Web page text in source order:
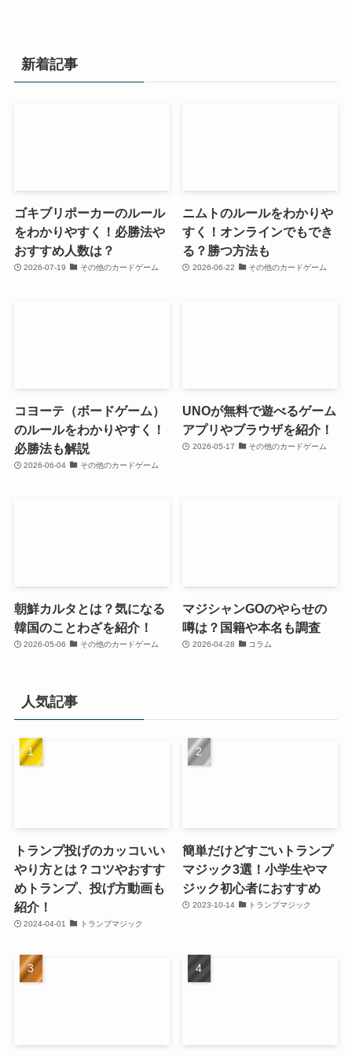
新着記事
ゴキブリポーカーのルール
をわかりやすく！必勝法や
おすすめ人数は？
2026-07-19 その他のカードゲーム
ニムトのルールをわかりや
すく！オンラインでもでき
る？勝つ方法も
2026-06-22 その他のカードゲーム
コヨーテ（ボードゲーム）
のルールをわかりやすく！
必勝法も解説
2026-06-04 その他のカードゲーム
UNOが無料で遊べるゲーム
アプリやブラウザを紹介！
2026-05-17 その他のカードゲーム
朝鮮カルタとは？気になる
韓国のことわざを紹介！
2026-05-06 その他のカードゲーム
マジシャンGOのやらせの
噂は？国籍や本名も調査
2026-04-28 コラム
人気記事
トランプ投げのカッコいい
やり方とは？コツやおすす
めトランプ、投げ方動画も
紹介！
2024-04-01 トランプマジック
簡単だけどすごいトランプ
マジック3選！小学生やマ
ジック初心者におすすめ
2023-10-14 トランプマジック